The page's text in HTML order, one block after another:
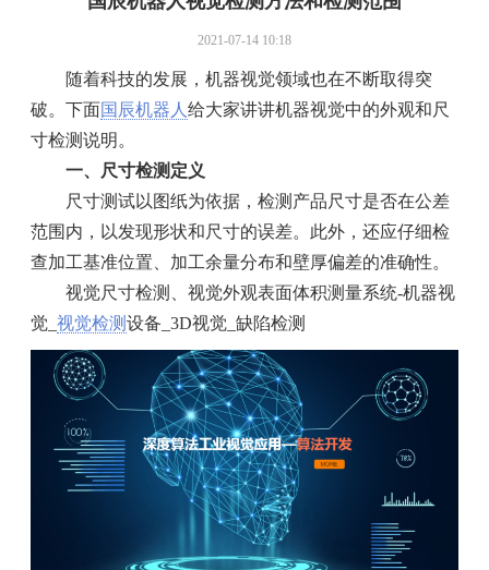
2021-07-14 10:18
随着科技的发展，机器视觉领域也在不断取得突
破。下面国辰机器人给大家讲讲机器视觉中的外观和尺
寸检测说明。
一、尺寸检测定义
尺寸测试以图纸为依据，检测产品尺寸是否在公差
范围内，以发现形状和尺寸的误差。此外，还应仔细检
查加工基准位置、加工余量分布和壁厚偏差的准确性。
视觉尺寸检测、视觉外观表面体积测量系统-机器视
觉_视觉检测设备_3D视觉_缺陷检测